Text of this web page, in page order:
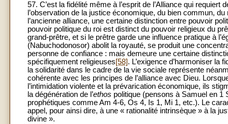
57. C’est la fidélité même à l’esprit de l’Alliance qui
l’observation de la justice économique, du bien commun,
l’ancienne alliance, une certaine distinction entre pouvoir
pouvoir politique du roi est distinct du pouvoir religieux du
grand-prêtre, et si le prêtre garde une influence pratique à
(Nabuchodonosor) abolit la royauté, se produit une
personne de confiance : mais demeure une certaine
spécifiquement religieuses[58]. L’exigence d’harmoniser la
la solidarité dans le cadre de la vie sociale représente
cohérente avec les principes de l’alliance avec Dieu.
l’intimidation violente et la prévarication économique, ils
la dégénération de l’ethos politique (pensons à Samuel en 1
prophétiques comme Am 4-6, Os 4, Is 1, Mi 1, etc.). Le
appel, pour ainsi dire, à une « rationalité intrinsèque » à la
divine ».